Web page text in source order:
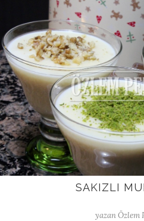
SAKIZLI
yazan Özlem